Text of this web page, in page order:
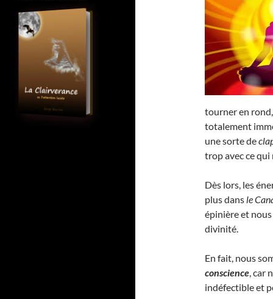
tourner en
totalement
une sorte de
trop avec ce
Dès lors, les
plus dans le
épinière et
divinité.
En fait, nous
conscience, car
indéfectible et